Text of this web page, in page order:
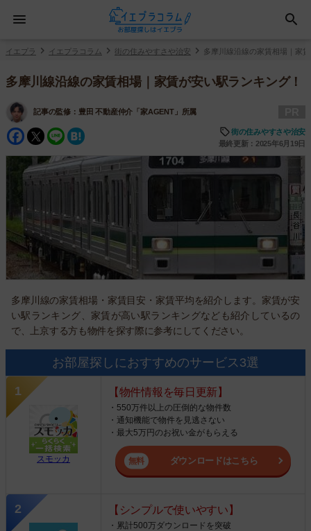
イエプラ イエプラコラム 街の住みやすさや治安 多摩川線沿線の家賃相場｜家
多摩川線沿線の家賃相場｜家賃が安い駅ランキング！
記事の監修： 豊田 不動産仲介「家AGENT」所属
Facebook
Twitter
Line
街の住みやすさや治安
最終更新：2025年6月19日
多摩川線の家賃相場・家賃目安・家賃平均を紹介します。家賃が安
い駅ランキング、家賃が高い駅ランキングなども紹介しているの
で、上京する方も物件を探す際に参考にしてください。
お部屋探しにおすすめのサービス3選
スモッカ
【物件情報を毎日更新】
・550万件以上の圧倒的な物件数
・通知機能で物件を見逃さない
・最大5万円のお祝い金がもらえる
ダウンロードはこちら
【シンプルで使いやすい】
・累計500万ダウンロードを突破